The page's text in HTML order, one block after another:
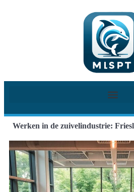
Werken in de zuivelindustrie: